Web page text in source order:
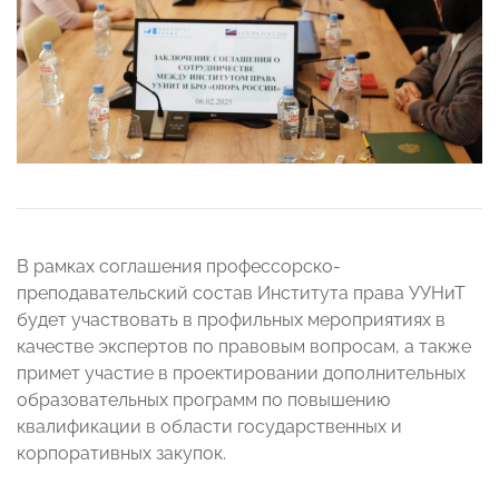
В рамках соглашения профессорско-
преподавательский состав Института права УУНиТ
будет участвовать в профильных мероприятиях в
качестве экспертов по правовым вопросам, а также
примет участие в проектировании дополнительных
образовательных программ по повышению
квалификации в области государственных и
корпоративных закупок.